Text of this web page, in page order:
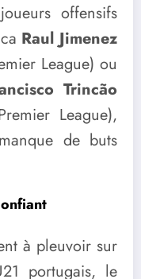
offensifs
Raul Jimenez
League) ou
Trincão
League),
de buts
à pleuvoir sur
portugais, le